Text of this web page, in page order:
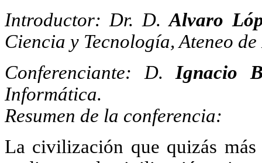
Introductor: Dr. D.Alvaro
Ciencia y Tecnología, Ateneo
Conferenciante: D.Ignacio
Informática.
Resumen de la conferencia:
La civilización que quizás